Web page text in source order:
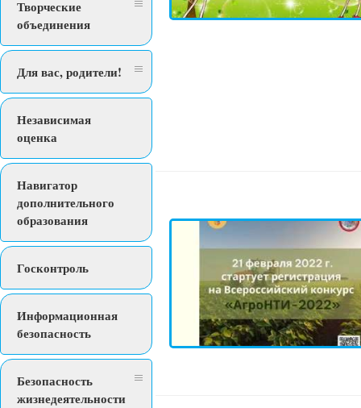
Творческие
объединения
Для вас, родители!
Независимая
оценка
Навигатор
дополнительного
образования
Госконтроль
Информационная
безопасность
Безопасность
жизнедеятельности